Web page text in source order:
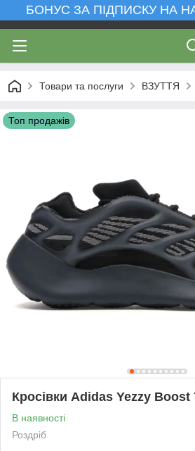
БОНУС ЗА ПІДПИСКУ НА
Товари та послуги ВЗУТТЯ
Топ продажів
Кросівки Adidas Yezzy Boost
В наявності
Роздріб